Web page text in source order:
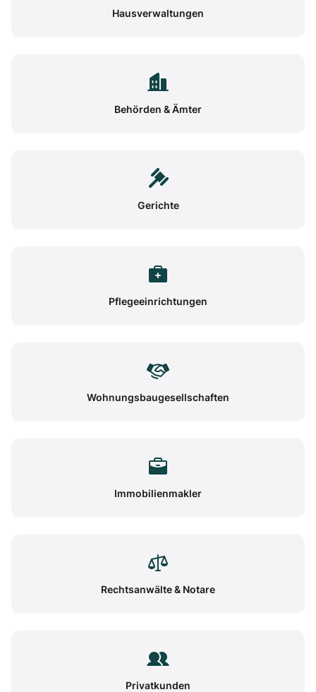
Hausverwaltungen
Behörden & Ämter
Gerichte
Pflegeeinrichtungen
Wohnungsbaugesellschaften
Immobilienmakler
Rechtsanwälte & Notare
Privatkunden